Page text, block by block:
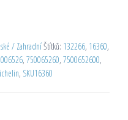
/ ZahradníŠtítků: 132266, 16360,
, 750065260, 7500652600,
, SKU16360